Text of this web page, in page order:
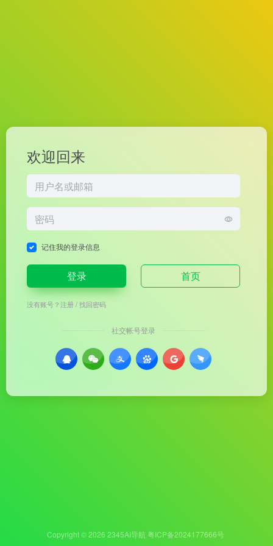
欢迎回来
记住我的登录信息
登录 首页
没有账号？注册/找回密码
社交帐号登录
Copyright © 2026 2345AI导航 粤ICP备2024177666号